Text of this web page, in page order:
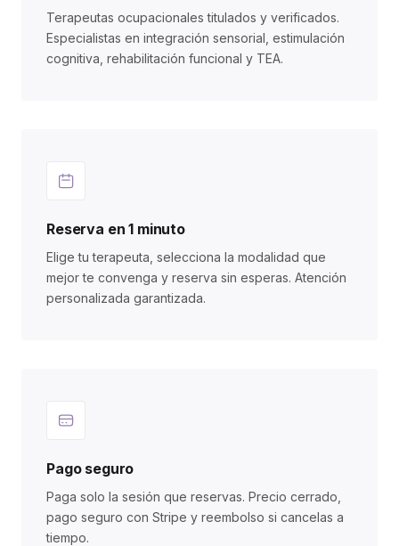
Terapeutas ocupacionales titulados y verificados.
Especialistas en integración sensorial, estimulación
cognitiva, rehabilitación funcional y TEA.
Reserva en 1 minuto
Elige tu terapeuta, selecciona la modalidad que
mejor te convenga y reserva sin esperas. Atención
personalizada garantizada.
Pago seguro
Paga solo la sesión que reservas. Precio cerrado,
pago seguro con Stripe y reembolso si cancelas a
tiempo.